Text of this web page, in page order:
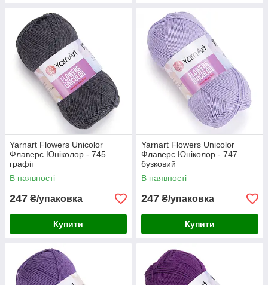
Yarnart Flowers Unicolor
Флаверс Юніколор - 745
графіт
В наявності
247 ₴/упаковка
Купити
Yarnart Flowers Unicolor
Флаверс Юніколор - 747
бузковий
В наявності
247 ₴/упаковка
Купити